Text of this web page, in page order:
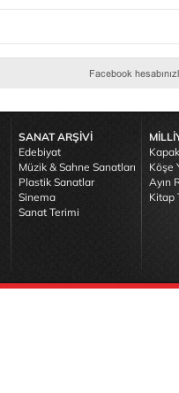
SANAT ARŞİVİ
Edebiyat
Müzik & Sahne Sanatları
Plastik Sanatlar
Sinema
Sanat Terimi
Köşe
Ayın
Kitap